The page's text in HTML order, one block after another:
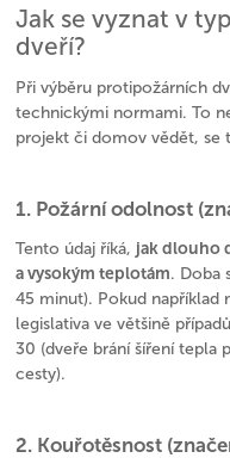
Jak se vyznat v
dveří?
Při výběru protipožárních
technickými normami. To
projekt či domov vědět, se
1. Požární odolnost
Tento údaj říká, jak dlouho
a vysokým teplotám. Doba
45 minut). Pokud například
legislativa ve většině
30 (dveře brání šíření tepla
cesty).
2. Kouřotěsnost